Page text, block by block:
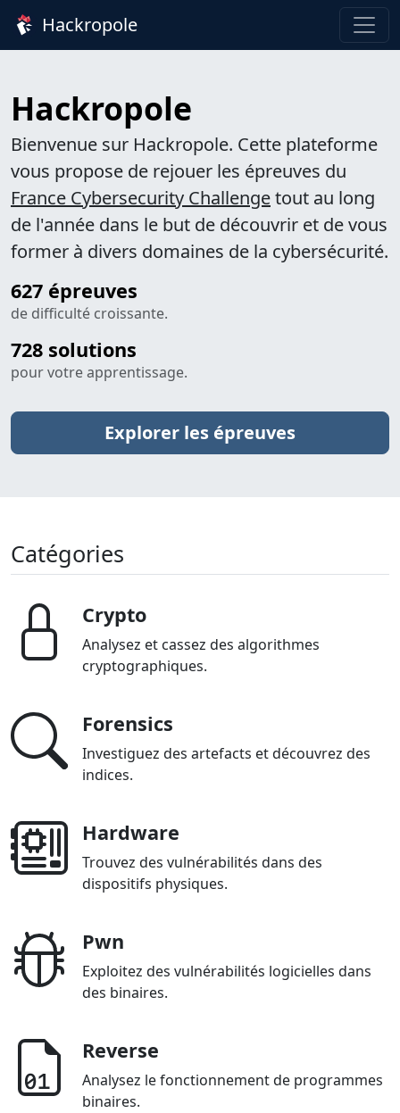
Hackropole
Hackropole
Bienvenue sur Hackropole. Cette plateforme
vous propose de rejouer les épreuves du
France Cybersecurity Challengetout au long
de l'année dans le but de découvrir et de vous
former à divers domaines de la cybersécurité.
627 épreuves
de difficulté croissante.
728 solutions
pour votre apprentissage.
Explorer les épreuves
Catégories
Crypto
Analysez et cassez des algorithmes
cryptographiques.
Forensics
Investiguez des artefacts et découvrez des
indices.
Hardware
Trouvez des vulnérabilités dans des
dispositifs physiques.
Pwn
Exploitez des vulnérabilités logicielles dans
des binaires.
Reverse
Analysez le fonctionnement de programmes
binaires.